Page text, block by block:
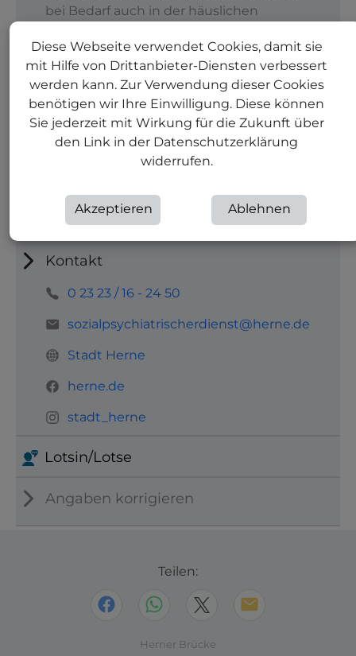
Diese Webseite verwendet Cookies, damit sie
mit Hilfe von Drittanbieter-Diensten verbessert
werden kann. Zur Verwendung dieser Cookies
benötigen wir Ihre Einwilligung. Diese können
Sie jederzeit mit Wirkung für die Zukunft über
den Link in der Datenschutzerklärung
widerrufen.
Akzeptieren Ablehnen
bei Bedarf auch in der häuslichen
Hilfe und Begleitung bei der Regelung
finanzieller Angelegenheiten,
Behördengängen und Wohnungsfragen
Vermittlung und Begleitung zu
notwendigen therapeutischen,
medizinischen, pflegerischen und
Streetwork
Kontakt
0 23 23 / 16 - 24 50
sozialpsychiatrischerdienst@herne.de
Stadt Herne
herne.de
stadt_herne
Lotsin/Lotse
Angaben korrigieren
Teilen:
Herner Brücke